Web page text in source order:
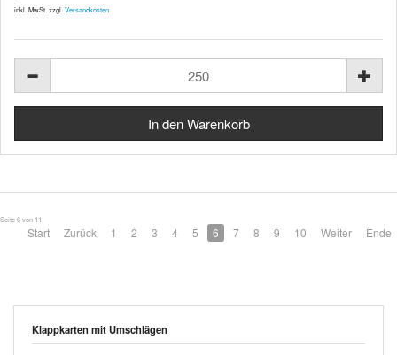
inkl. MwSt. zzgl. Versandkosten
Seite 6 von 11
Start Zurück 1 2 3 4 5 6 7 8 9 10 Weiter Ende
Klappkarten mit Umschlägen